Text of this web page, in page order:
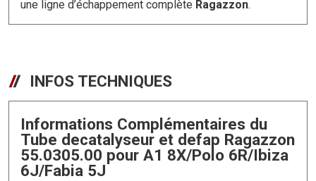
une ligne d’échappement complète Ragazzon.
INFOS TECHNIQUES
Informations Complémentaires du
Tube decatalyseur et defap Ragazzon
55.0305.00 pour A1 8X/Polo 6R/Ibiza
6J/Fabia 5J